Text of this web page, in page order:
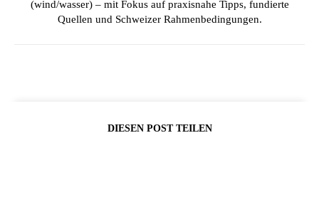
(wind/wasser) – mit Fokus auf praxisnahe Tipps, fundierte
Quellen und Schweizer Rahmenbedingungen.
DIESEN POST TEILEN